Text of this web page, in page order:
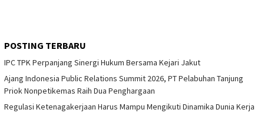
POSTING TERBARU
IPC TPK Perpanjang Sinergi Hukum Bersama Kejari Jakut
Ajang Indonesia Public Relations Summit 2026, PT Pelabuhan Tanjung
Priok Nonpetikemas Raih Dua Penghargaan
Regulasi Ketenagakerjaan Harus Mampu Mengikuti Dinamika Dunia Kerja